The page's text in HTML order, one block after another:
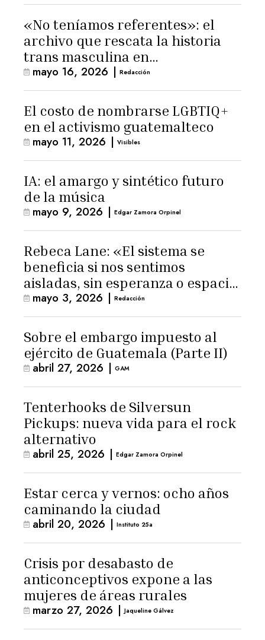
«No teníamos referentes»: el
archivo que rescata la historia
trans masculina en
Latinoamérica
mayo 16, 2026 | Redacción
El costo de nombrarse LGBTIQ+
en el activismo guatemalteco
mayo 11, 2026 | Visibles
IA: el amargo y sintético futuro
de la música
mayo 9, 2026 | Edgar Zamora Orpinel
Rebeca Lane: «El sistema se
beneficia si nos sentimos
aisladas, sin esperanza o espacio
para la ternura»
mayo 3, 2026 | Redacción
Sobre el embargo impuesto al
ejército de Guatemala (Parte II)
abril 27, 2026 | GAM
Tenterhooks de Silversun
Pickups: nueva vida para el rock
alternativo
abril 25, 2026 | Edgar Zamora Orpinel
Estar cerca y vernos: ocho años
caminando la ciudad
abril 20, 2026 | Instituto 25a
Crisis por desabasto de
anticonceptivos expone a las
mujeres de áreas rurales
marzo 27, 2026 | Jaqueline Gálvez